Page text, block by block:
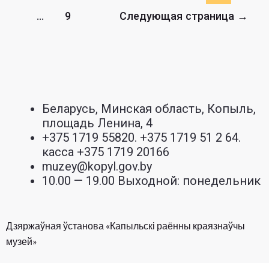
старинного
… 9 Следующая страница →
Беларусь, Минская область, Копыль,
площадь Ленина, 4
+375 1719 55820. +375 1719 51 2 64.
касса +375 1719 20166
muzey@kopyl.gov.by
10.00 — 19.00 Выходной: понедельник
Дзяржаўная ўстанова «Капыльскі раённы краязнаўчы
музей»